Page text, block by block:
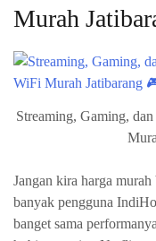
Murah
Streaming, Gaming,
Jangan kira harga
banyak pengguna
banget sama